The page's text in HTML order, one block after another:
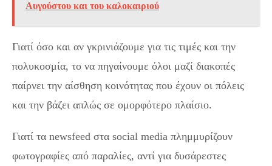
Αυγούστου και του καλοκαιριού
Γιατί όσο και αν γκρινιάζουμε για τις τιμές και την
πολυκοσμία, το να πηγαίνουμε όλοι μαζί διακοπές
παίρνει την αίσθηση κοινότητας που έχουν οι πόλεις
και την βάζει απλώς σε ομορφότερο πλαίσιο.
Γιατί τα newsfeed στα social media πλημμυρίζουν
φωτογραφίες από παραλίες, αντί για δυσάρεστες